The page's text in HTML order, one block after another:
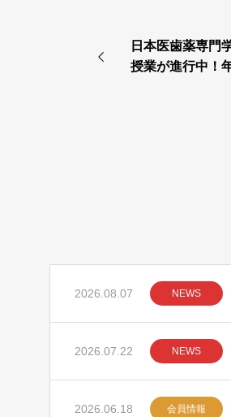
日本医歯薬専門
授業が進行中！
2026.08.07 NEWS
2026.07.22 NEWS
2026.06.18 会員情報